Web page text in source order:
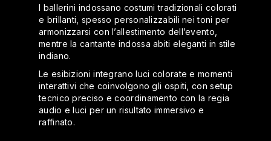
I ballerini indossano costumi tradizionali colorati
e brillanti, spesso personalizzabili nei toni per
armonizzarsi con l’allestimento dell’evento,
mentre la cantante indossa abiti eleganti in stile
indiano.
Le esibizioni integrano luci colorate e momenti
interattivi che coinvolgono gli ospiti, con setup
tecnico preciso e coordinamento con la regia
audio e luci per un risultato immersivo e
raffinato.